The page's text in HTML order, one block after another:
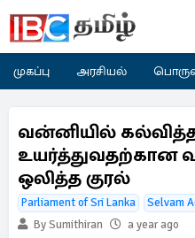
முகப்பு அரசியல்
வன்னியில்
உயர்த்துவதற்கான
ஒலித்த குரல்
Parliament of Sri Lanka
Selvam
By Sumithiran
a year ago